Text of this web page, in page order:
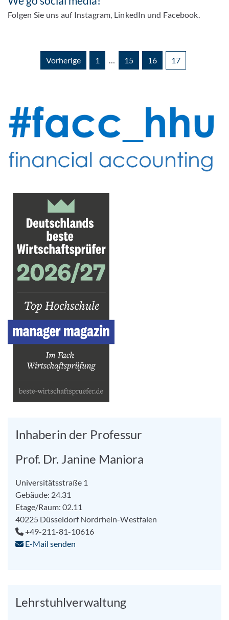
Folgen Sie uns auf Instagram, LinkedIn und Facebook.
Vorherige 1 … 15 16 17
Inhaberin der Professur
Prof. Dr. Janine Maniora
Universitätsstraße 1
Gebäude: 24.31
Etage/Raum: 02.11
40225 DüsseldorfNordrhein-Westfalen
+49-211-81-10616
E-Mail senden
Lehrstuhlverwaltung